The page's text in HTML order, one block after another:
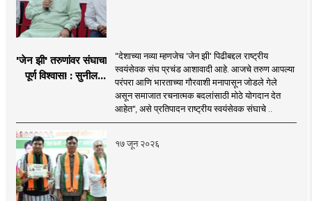
'जेन झी' तरुणांवर संघाचा
पूर्ण विश्वास! : सुनील
"देशाच्या नव्या म्हणजेच 'जेन झी' पिढीबद्दल राष्ट्रीय
स्वयंसेवक संघ प्रचंड आशावादी आहे. आजचे तरुण आपल्या
परंपरा आणि भारताच्या गौरवाशी मनापासून जोडले गेले
असून समाजात रचनात्मक बदलांसाठी मोठे योगदान देत
आहेत", असे प्रतिपादन राष्ट्रीय स्वयंसेवक संघाचे ..
१७ जून २०२६